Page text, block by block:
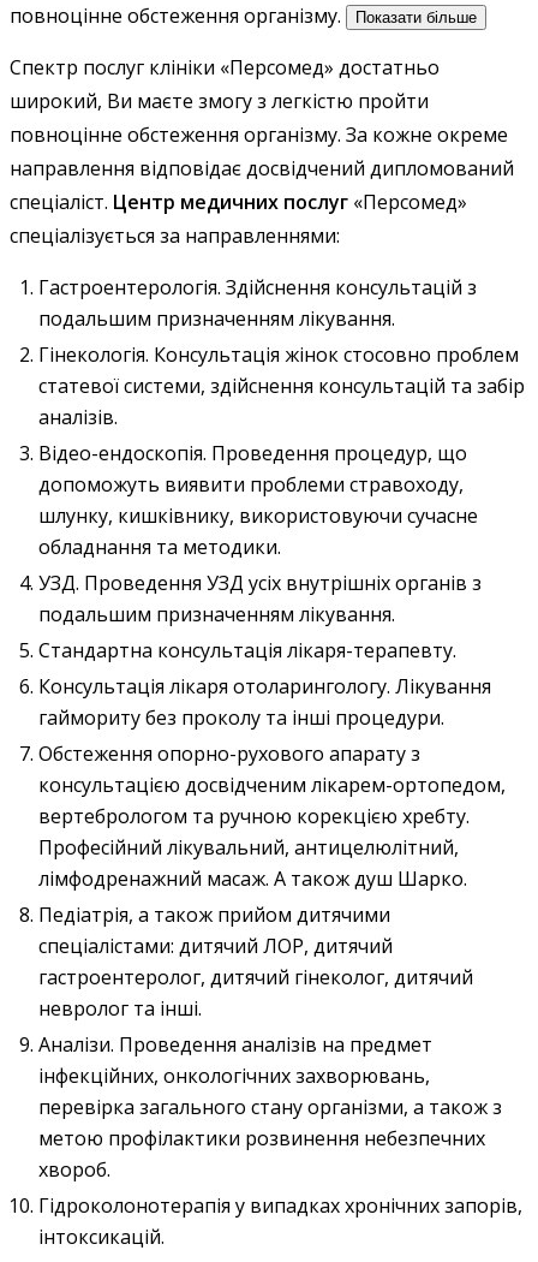
повноцінне обстеження організму.
Показати більше
Спектр послуг клініки «Персомед» достатньо
широкий, Ви маєте змогу з легкістю пройти
повноцінне обстеження організму. За кожне окреме
направлення відповідає досвідчений дипломований
спеціаліст. Центр медичних послуг «Персомед»
спеціалізується за направленнями:
Гастроентерологія. Здійснення консультацій з
подальшим призначенням лікування.
Гінекологія. Консультація жінок стосовно проблем
статевої системи, здійснення консультацій та забір
аналізів.
Відео-ендоскопія. Проведення процедур, що
допоможуть виявити проблеми стравоходу,
шлунку, кишківнику, використовуючи сучасне
обладнання та методики.
УЗД. Проведення УЗД усіх внутрішніх органів з
подальшим призначенням лікування.
Стандартна консультація лікаря-терапевту.
Консультація лікаря отоларингологу. Лікування
гаймориту без проколу та інші процедури.
Обстеження опорно-рухового апарату з
консультацією досвідченим лікарем-ортопедом,
вертебрологом та ручною корекцією хребту.
Професійний лікувальний, антицелюлітний,
лімфодренажний масаж. А також душ Шарко.
Педіатрія, а також прийом дитячими
спеціалістами: дитячий ЛОР, дитячий
гастроентеролог, дитячий гінеколог, дитячий
невролог та інші.
Аналізи. Проведення аналізів на предмет
інфекційних, онкологічних захворювань,
перевірка загального стану організми, а також з
метою профілактики розвинення небезпечних
хвороб.
Гідроколонотерапія у випадках хронічних запорів,
інтоксикацій.